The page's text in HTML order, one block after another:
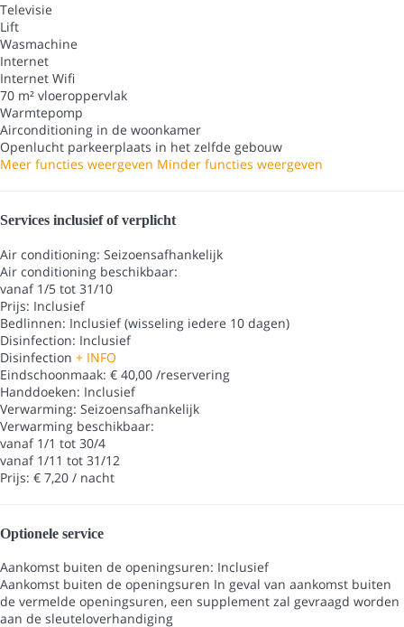
Televisie
Lift
Wasmachine
Internet
Internet Wifi
70 m² vloeroppervlak
Warmtepomp
Airconditioning in de woonkamer
Openlucht parkeerplaats in het zelfde gebouw
Meer functies weergeven Minder functies weergeven
Services inclusief of verplicht
Air conditioning: Seizoensafhankelijk
Air conditioning beschikbaar:
vanaf 1/5 tot 31/10
Prijs: Inclusief
Bedlinnen: Inclusief (wisseling iedere 10 dagen)
Disinfection: Inclusief
Disinfection + INFO
Eindschoonmaak: € 40,00 /reservering
Handdoeken: Inclusief
Verwarming: Seizoensafhankelijk
Verwarming beschikbaar:
vanaf 1/1 tot 30/4
vanaf 1/11 tot 31/12
Prijs: € 7,20 / nacht
Optionele service
Aankomst buiten de openingsuren: Inclusief
Aankomst buiten de openingsuren In geval van aankomst buiten
de vermelde openingsuren, een supplement zal gevraagd worden
aan de sleuteloverhandiging